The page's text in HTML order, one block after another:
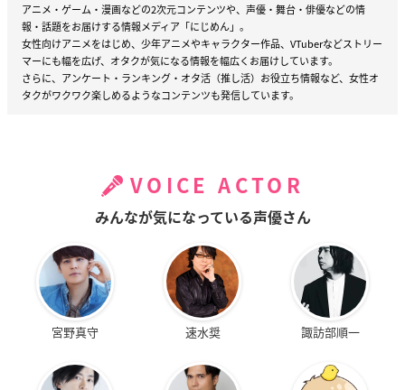
アニメ・ゲーム・漫画などの2次元コンテンツや、声優・舞台・俳優などの情
報・話題をお届けする情報メディア「にじめん」。
女性向けアニメをはじめ、少年アニメやキャラクター作品、VTuberなどストリー
マーにも幅を広げ、オタクが気になる情報を幅広くお届けしています。
さらに、アンケート・ランキング・オタ活（推し活）お役立ち情報など、女性オ
タクがワクワク楽しめるようなコンテンツも発信しています。
VOICE ACTOR
みんなが気になっている声優さん
宮野真守 速水奨 諏訪部順一